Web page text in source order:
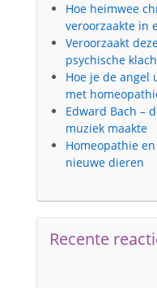
Hoe heimwee
veroorzaakte in
Veroorzaakt
psychische
Hoe je de angel
met
Edward Bach –
muziek maakte
Homeopathie
nieuwe dieren
Recente
Tel.
NVKH register